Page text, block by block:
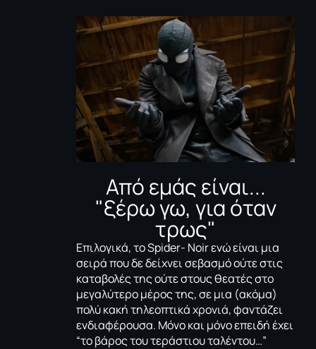
Από εμάς είναι...
"ξέρω γω, για όταν
τρως"
Επιλογικά, τοSpider- Noirενώ είναι μια
σειρά που δε δείχνει σεβασμό ούτε στις
καταβολές της ούτε στους θεατές στο
μεγαλύτερο μέρος της, σε μια (ακόμα)
πολύ κακή τηλεοπτικά χρονιά, φαντάζει
ενδιαφέρουσα. Μόνο και μόνο επειδή έχει
“το βάρος του τεράστιου ταλέντου…”